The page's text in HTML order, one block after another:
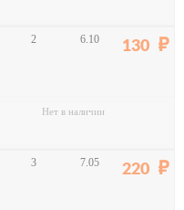
2 6.10 130
Нет в наличии
3 7.05 220